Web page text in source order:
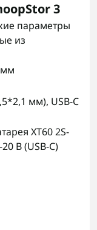
3
параметры
из
мм
мм), USB-C
XT60 2S-
В (USB-C)